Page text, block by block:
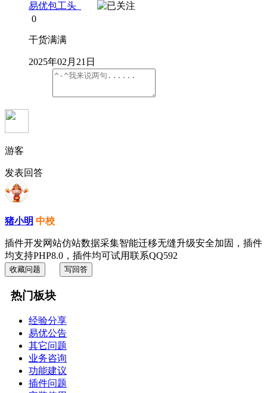
易优包工头
0
干货满满
2025年02月21日
游客
发表回答
猪小明 中校
插件开发网站仿站数据采集智能迁移无缝升级安全加固，插件
均支持PHP8.0，插件均可试用联系QQ592
收藏问题 写回答
热门板块
经验分享
易优公告
其它问题
业务咨询
功能建议
插件问题